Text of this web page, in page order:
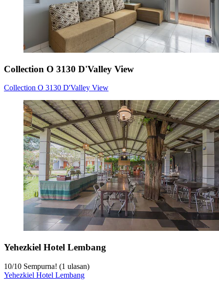
Collection O 3130 D'Valley View
Collection O 3130 D'Valley View
Yehezkiel Hotel Lembang
10/10 Sempurna! (1 ulasan)
Yehezkiel Hotel Lembang